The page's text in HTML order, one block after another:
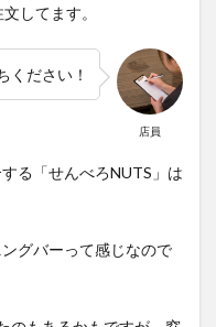
してます。
店員
ください！
る「せんべろNUTS」は
グバーって感じなので